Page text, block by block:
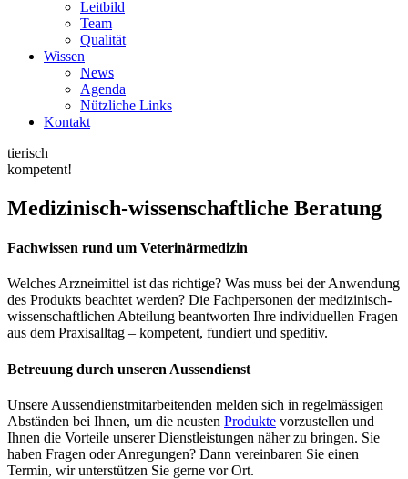
Leitbild
Team
Qualität
Wissen
News
Agenda
Nützliche Links
Kontakt
tierisch
kompetent!
Medizinisch-wissenschaftliche Beratung
Fachwissen rund um Veterinärmedizin
Welches Arzneimittel ist das richtige? Was muss bei der Anwendung
des Produkts beachtet werden? Die Fachpersonen der medizinisch-
wissenschaftlichen Abteilung beantworten Ihre individuellen Fragen
aus dem Praxisalltag – kompetent, fundiert und speditiv.
Betreuung durch unseren Aussendienst
Unsere Aussendienstmitarbeitenden melden sich in regelmässigen
Abständen bei Ihnen, um die neusten Produkte vorzustellen und
Ihnen die Vorteile unserer Dienstleistungen näher zu bringen. Sie
haben Fragen oder Anregungen? Dann vereinbaren Sie einen
Termin, wir unterstützen Sie gerne vor Ort.